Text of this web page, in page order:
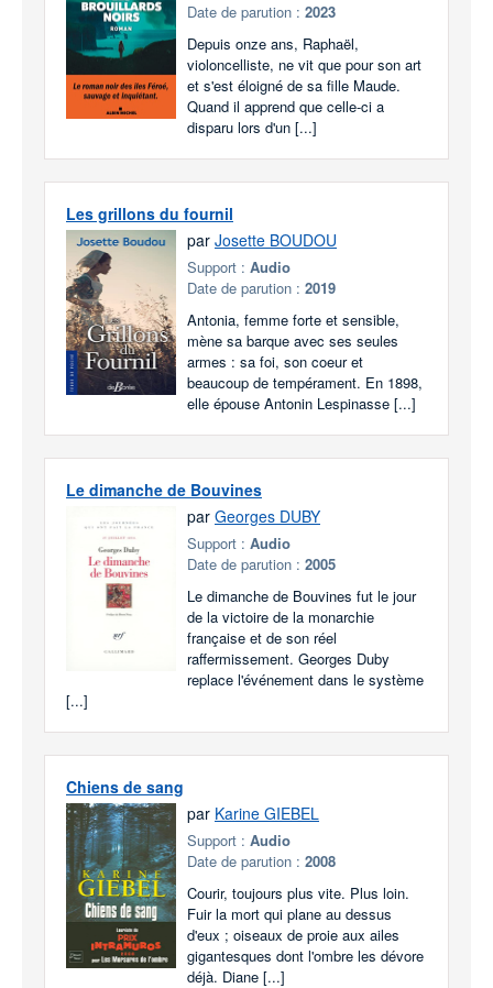
Date de parution : 2023
Depuis onze ans, Raphaël,
violoncelliste, ne vit que pour son art
et s'est éloigné de sa fille Maude.
Quand il apprend que celle-ci a
disparu lors d'un [...]
Les grillons du fournil
par Josette BOUDOU
Support : Audio
Date de parution : 2019
Antonia, femme forte et sensible,
mène sa barque avec ses seules
armes : sa foi, son coeur et
beaucoup de tempérament. En 1898,
elle épouse Antonin Lespinasse [...]
Le dimanche de Bouvines
par Georges DUBY
Support : Audio
Date de parution : 2005
Le dimanche de Bouvines fut le jour
de la victoire de la monarchie
française et de son réel
raffermissement. Georges Duby
replace l'événement dans le système
[...]
Chiens de sang
par Karine GIEBEL
Support : Audio
Date de parution : 2008
Courir, toujours plus vite. Plus loin.
Fuir la mort qui plane au dessus
d'eux ; oiseaux de proie aux ailes
gigantesques dont l'ombre les dévore
déjà. Diane [...]